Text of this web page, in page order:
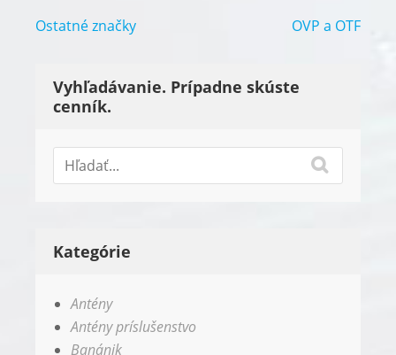
Navigácia
článku
Ostatné značky OVP a OTF
Vyhľadávanie. Prípadne skúste
cenník.
Kategórie
Antény
Antény príslušenstvo
Banánik